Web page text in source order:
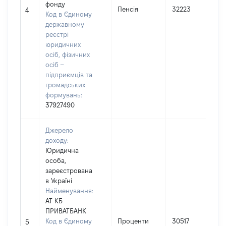
4
фонду
Код в Єдиному
державному
реєстрі
юридичних
осіб, фізичних
осіб –
підприємців та
громадських
формувань:
37927490
Пенсія 32223
5
Джерело
доходу:
Юридична
особа,
зареєстрована
в Україні
Найменування:
АТ КБ
ПРИВАТБАНК
Код в Єдиному
Проценти 30517